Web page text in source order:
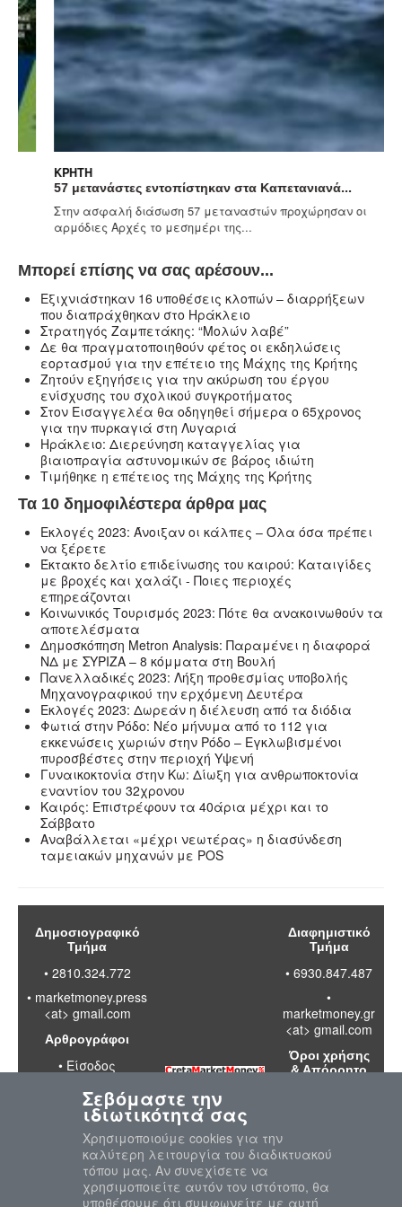
ΚΡΉΤΗ
57 μετανάστες εντοπίστηκαν στα Καπετανιανά...
Στην ασφαλή διάσωση 57 μεταναστών προχώρησαν οι
αρμόδιες Αρχές το μεσημέρι της...
Μπορεί επίσης να σας αρέσουν...
Eξιχνιάστηκαν 16 υποθέσεις κλοπών – διαρρήξεων
που διαπράχθηκαν στο Ηράκλειο
Στρατηγός Ζαμπετάκης: “Μολών λαβέ”
Δε θα πραγματοποιηθούν φέτος οι εκδηλώσεις
εορτασμού για την επέτειο της Μάχης της Κρήτης
Ζητούν εξηγήσεις για την ακύρωση του έργου
ενίσχυσης του σχολικού συγκροτήματος
Στον Εισαγγελέα θα οδηγηθεί σήμερα ο 65χρονος
για την πυρκαγιά στη Λυγαριά
Ηράκλειο: Διερεύνηση καταγγελίας για
βιαιοπραγία αστυνομικών σε βάρος ιδιώτη
Τιμήθηκε η επέτειος της Μάχης της Κρήτης
Τα 10 δημοφιλέστερα άρθρα μας
Εκλογές 2023: Άνοιξαν οι κάλπες – Όλα όσα πρέπει
να ξέρετε
Έκτακτο δελτίο επιδείνωσης του καιρού: Καταιγίδες
με βροχές και χαλάζι - Ποιες περιοχές
επηρεάζονται
Κοινωνικός Τουρισμός 2023: Πότε θα ανακοινωθούν τα
αποτελέσματα
Δημοσκόπηση Metron Analysis: Παραμένει η διαφορά
ΝΔ με ΣΥΡΙΖΑ – 8 κόμματα στη Βουλή
Πανελλαδικές 2023: Λήξη προθεσμίας υποβολής
Μηχανογραφικού την ερχόμενη Δευτέρα
Εκλογές 2023: Δωρεάν η διέλευση από τα διόδια
Φωτιά στην Ρόδο: Νέο μήνυμα από το 112 για
εκκενώσεις χωριών στην Ρόδο – Εγκλωβισμένοι
πυροσβέστες στην περιοχή Υψενή
Γυναικοκτονία στην Κω: Δίωξη για ανθρωποκτονία
εναντίον του 32χρονου
Καιρός: Επιστρέφουν τα 40άρια μέχρι και το
Σάββατο
Αναβάλλεται «μέχρι νεωτέρας» η διασύνδεση
ταμειακών μηχανών με POS
Δημοσιογραφικό
Τμήμα
• 2810.324.772
• marketmoney.press
<at> gmail.com
Αρθρογράφοι
• Είσοδος
Διαφημιστικό
Τμήμα
• 6930.847.487
•
marketmoney.gr
<at> gmail.com
Όροι χρήσης
& Απόρρητο
απορρήτου
προσωπικών
Σεβόμαστε την
ιδιωτικότητά σας
Χρησιμοποιούμε cookies για την
καλύτερη λειτουργία του διαδικτυακού
τόπου μας. Αν συνεχίσετε να
χρησιμοποιείτε αυτόν τον ιστότοπο, θα
υποθέσουμε ότι συμφωνείτε με αυτή